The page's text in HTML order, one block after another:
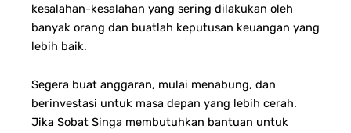
kesalahan-kesalahan yang sering dilakukan oleh
banyak orang dan buatlah keputusan keuangan yang
lebih baik.
Segera buat anggaran, mulai menabung, dan
berinvestasi untuk masa depan yang lebih cerah.
Jika Sobat Singa membutuhkan bantuan untuk